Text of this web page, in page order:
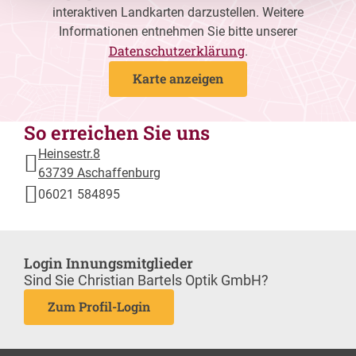
interaktiven Landkarten darzustellen. Weitere
Informationen entnehmen Sie bitte unserer
Datenschutzerklärung.
Karte anzeigen
So erreichen Sie uns
Heinsestr.8
63739 Aschaffenburg
06021 584895
Login Innungsmitglieder
Sind Sie Christian Bartels Optik GmbH?
Zum Profil-Login